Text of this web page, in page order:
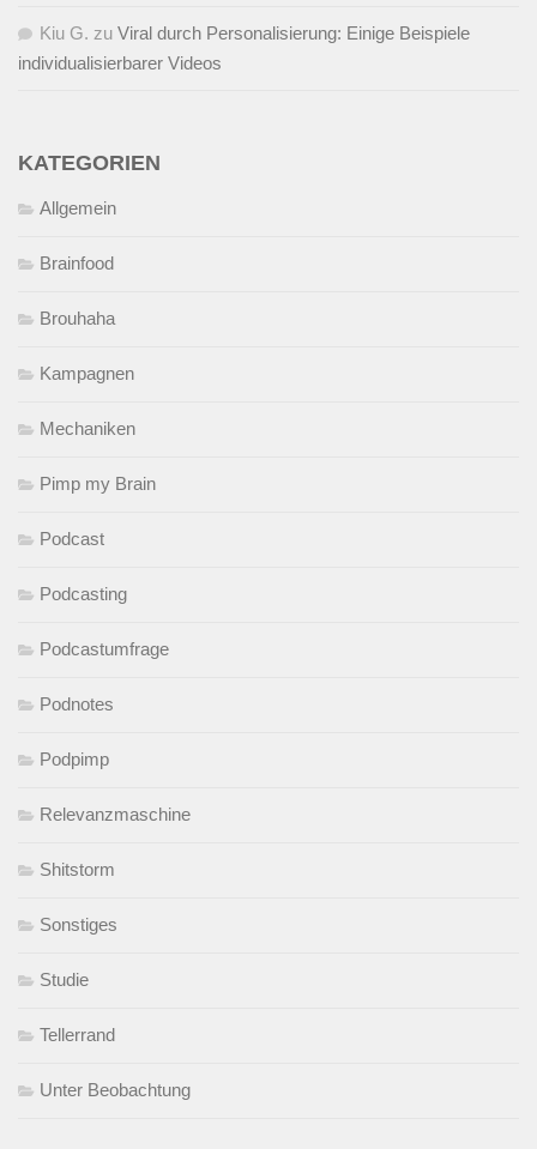
Kiu G. zu Viral durch Personalisierung: Einige Beispiele
individualisierbarer Videos
KATEGORIEN
Allgemein
Brainfood
Brouhaha
Kampagnen
Mechaniken
Pimp my Brain
Podcast
Podcasting
Podcastumfrage
Podnotes
Podpimp
Relevanzmaschine
Shitstorm
Sonstiges
Studie
Tellerrand
Unter Beobachtung